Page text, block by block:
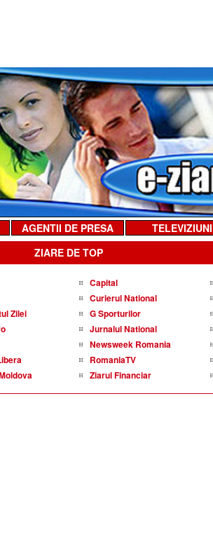
AGENTII DE PRESA TELEVIZIUNI
ZIARE DE TOP
Capital
Curierul National
Zilei G Sporturilor
Jurnalul National
Newsweek Romania
RomaniaTV
Ziarul Financiar